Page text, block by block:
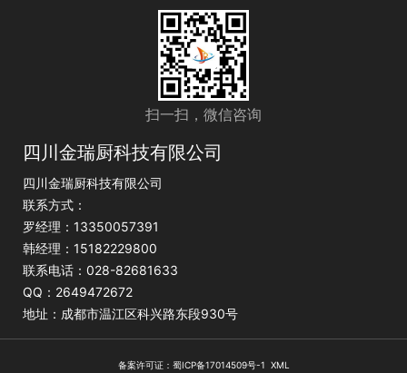
扫一扫，微信咨询
四川金瑞厨科技有限公司
四川金瑞厨科技有限公司
联系方式：
罗经理：13350057391
韩经理：15182229800
联系电话：028-82681633
QQ：2649472672
地址：成都市温江区科兴路东段930号
备案许可证： 蜀ICP备17014509号-1 XML